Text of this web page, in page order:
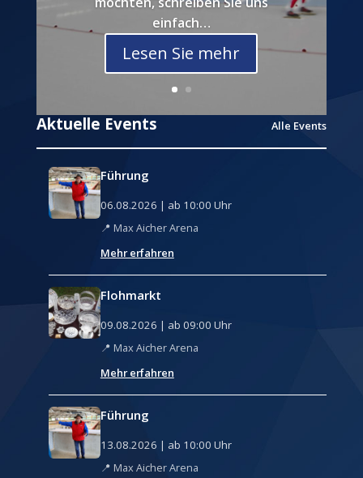
einfach…
Lesen Sie mehr
Aktuelle Events Alle Events
Führung
06.08.2026 | ab 10:00 Uhr
Max Aicher Arena
Mehr erfahren
Flohmarkt
09.08.2026 | ab 09:00 Uhr
Max Aicher Arena
Mehr erfahren
Führung
13.08.2026 | ab 10:00 Uhr
Max Aicher Arena